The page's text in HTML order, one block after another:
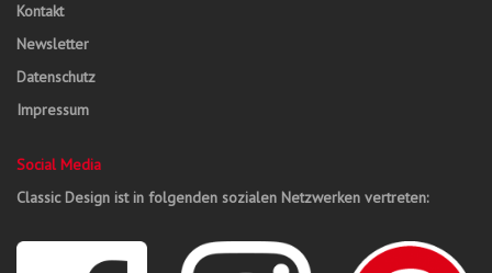
Kontakt
Newsletter
Datenschutz
Impressum
Social Media
Classic Design ist in folgenden sozialen Netzwerken vertreten: